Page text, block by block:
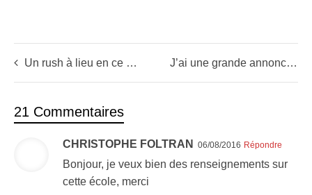
Un rush à lieu en ce moment en bourse ! (Le retour du Bull Market) J’ai une grande annonce à vous faire
21 Commentaires
CHRISTOPHE FOLTRAN 06/08/2016 Répondre
Bonjour, je veux bien des renseignements sur
cette école, merci